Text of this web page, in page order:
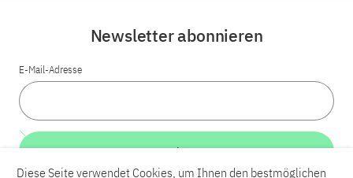
Newsletter abonnieren
E-Mail-Adresse
Weiter
Diese Seite verwendet Cookies, um Ihnen den bestmöglichen